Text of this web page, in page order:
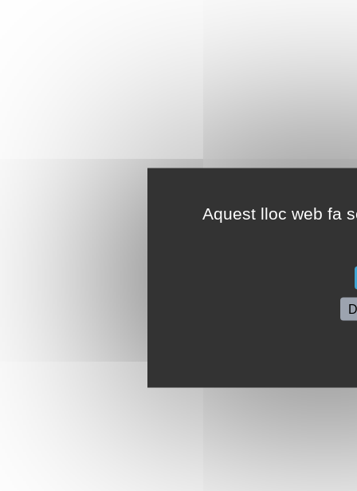
Aquest lloc web fa